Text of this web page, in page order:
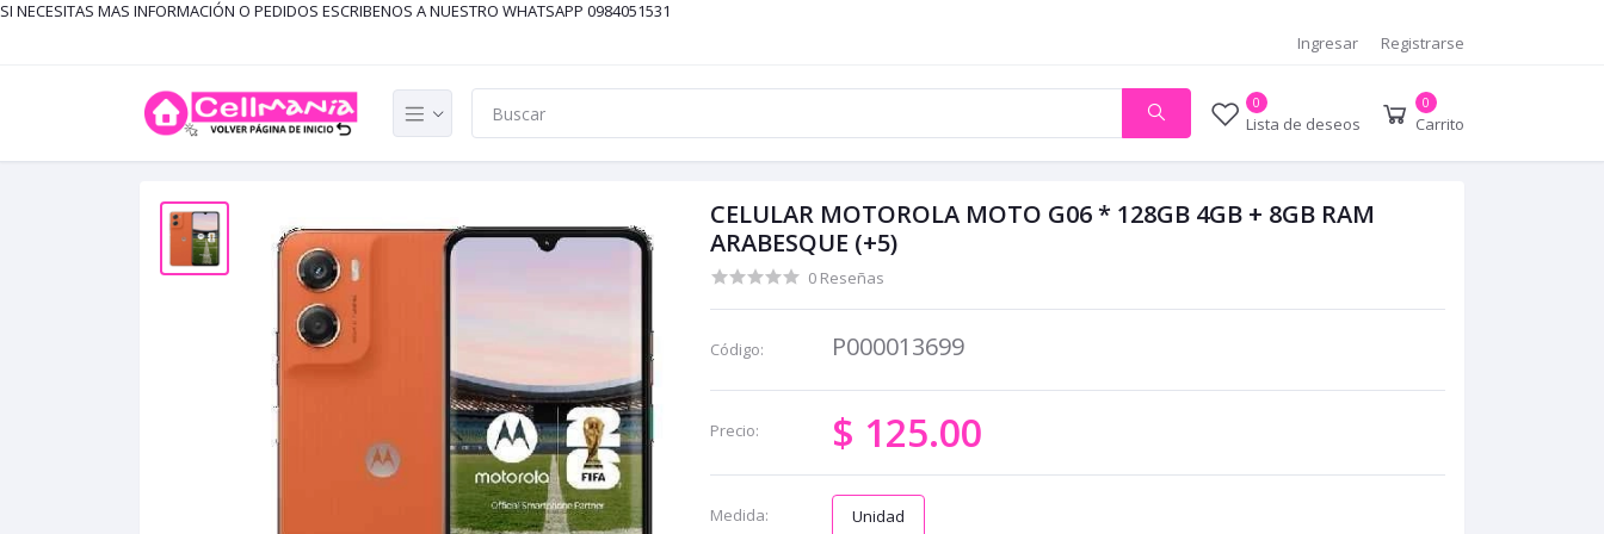
SI NECESITAS MAS INFORMACIÓN O PEDIDOS ESCRIBENOS A NUESTRO WHATSAPP 0984051531
Ingresar
Registrarse
0
Lista de deseos
0
Carrito
CELULAR MOTOROLA MOTO G06 * 128GB 4GB + 8GB RAM
ARABESQUE (+5)
0 Reseñas
Código: P000013699
Precio: $ 125.00
Medida: Unidad